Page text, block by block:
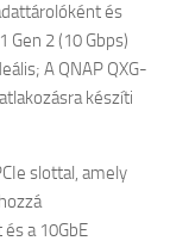
és
2 (10 Gbps)
A QNAP QXG-
készíti
slottal, amely
a 10GbE